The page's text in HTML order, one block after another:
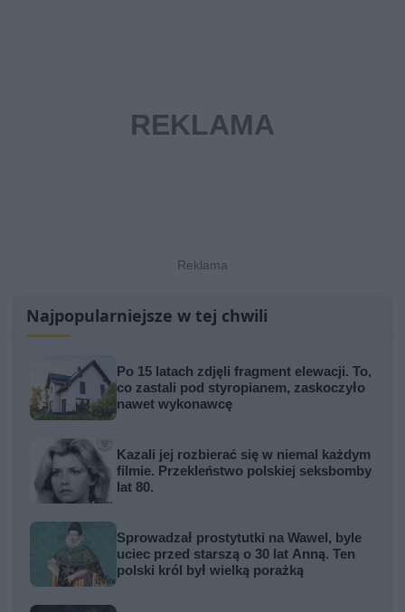
Najpopularniejsze w tej chwili
Po 15 latach zdjęli fragment elewacji. To,
co zastali pod styropianem, zaskoczyło
nawet wykonawcę
Kazali jej rozbierać się w niemal każdym
filmie. Przekleństwo polskiej seksbomby
lat 80.
Sprowadzał prostytutki na Wawel, byle
uciec przed starszą o 30 lat Anną. Ten
polski król był wielką porażką